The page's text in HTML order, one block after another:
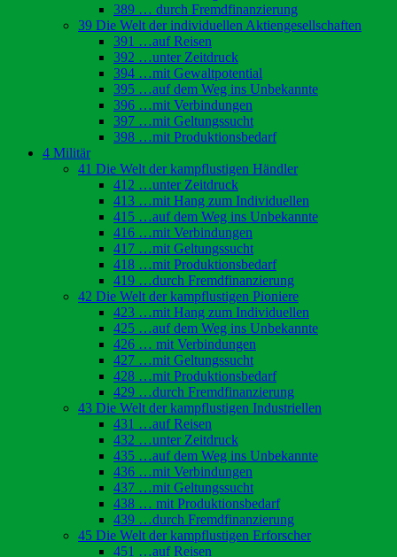
389 … durch Fremdfinanzierung
39 Die Welt der individuellen Aktiengesellschaften
391 …auf Reisen
392 …unter Zeitdruck
394 …mit Gewaltpotential
395 …auf dem Weg ins Unbekannte
396 …mit Verbindungen
397 …mit Geltungssucht
398 …mit Produktionsbedarf
4 Militär
41 Die Welt der kampflustigen Händler
412 …unter Zeitdruck
413 …mit Hang zum Individuellen
415 …auf dem Weg ins Unbekannte
416 …mit Verbindungen
417 …mit Geltungssucht
418 …mit Produktionsbedarf
419 …durch Fremdfinanzierung
42 Die Welt der kampflustigen Pioniere
423 …mit Hang zum Individuellen
425 …auf dem Weg ins Unbekannte
426 … mit Verbindungen
427 …mit Geltungssucht
428 …mit Produktionsbedarf
429 …durch Fremdfinanzierung
43 Die Welt der kampflustigen Industriellen
431 …auf Reisen
432 …unter Zeitdruck
435 …auf dem Weg ins Unbekannte
436 …mit Verbindungen
437 …mit Geltungssucht
438 … mit Produktionsbedarf
439 …durch Fremdfinanzierung
45 Die Welt der kampflustigen Erforscher
451 …auf Reisen